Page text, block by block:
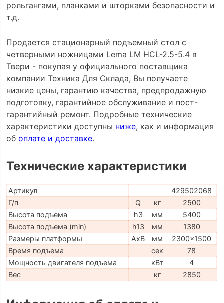
рольгангами, планками и шторками безопасности и
т.д.
Продается стационарный подъемный стол с
четверными ножницами Lema LM HCL-2.5-5.4 в
Твери - покупая у официального поставщика
компании Техника Для Склада, Вы получаете
низкие цены, гарантию качества, предпродажную
подготовку, гарантийное обслуживание и пост-
гарантийный ремонт. Подробные технические
характеристики доступны ниже, как и информация
об оплате и доставке.
Технические характеристики
Артикул
429502068
Г/п
Q кг
2500
Высота подъема
h3 мм
5400
Высота подъема (min)
h13 мм
1380
Размеры платформы
AxB мм
2300x1500
Время подъема
сек
78
Мощность двигателя подъема
кВт
4
Вес
кг 2850